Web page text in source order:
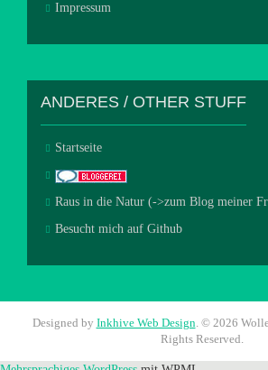
Impressum
ANDERES / OTHER STUFF
Startseite
Raus in die Natur (->zum Blog meiner
Besucht mich auf Github
Designed by Inkhive Web Design. © 2026
Rights Reserved.